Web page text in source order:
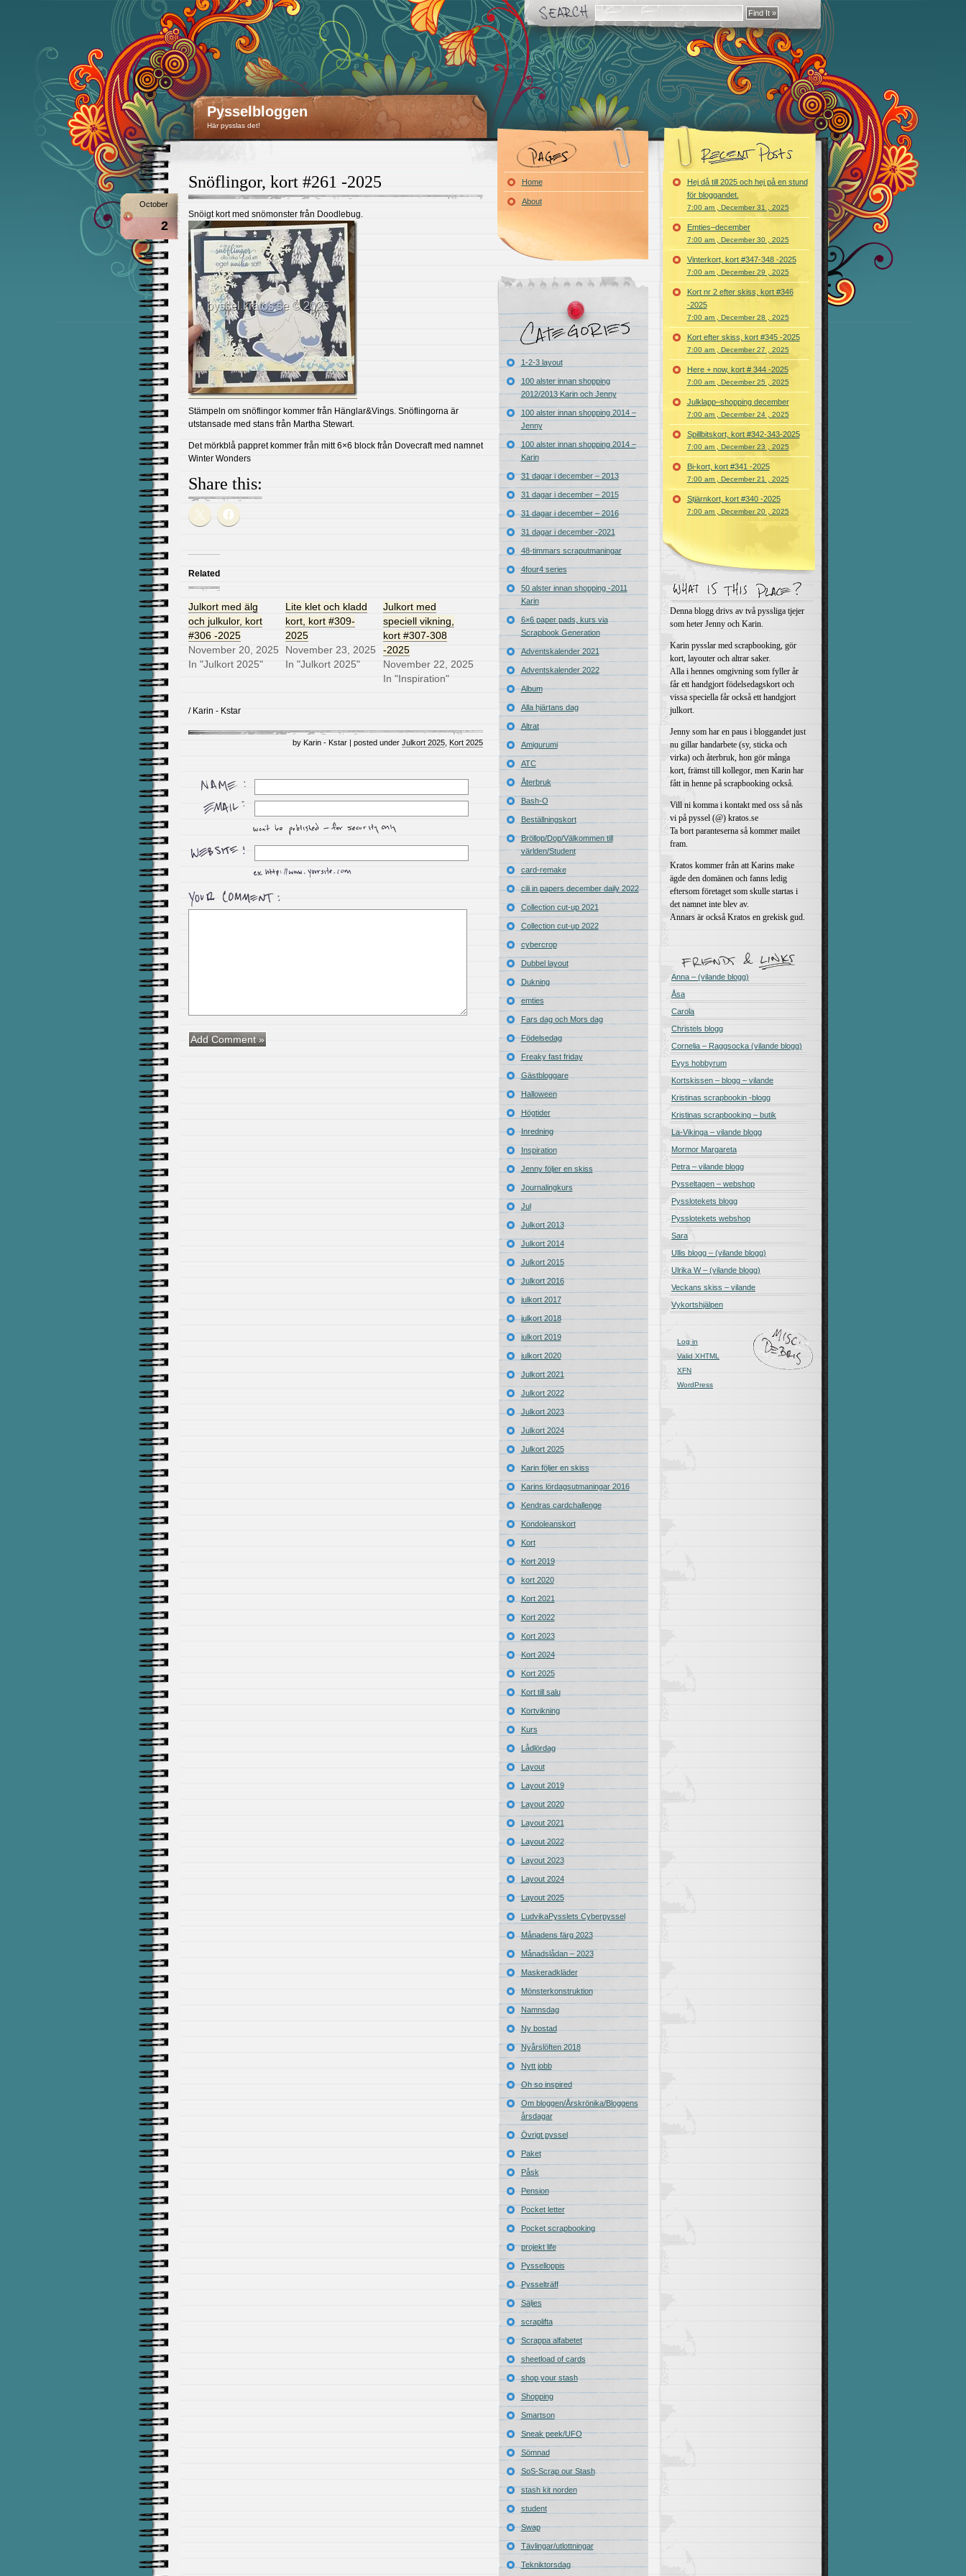
Pysselbloggen
Här pysslas det!
Snöflingor, kort #261 -2025
October
2
Snöigt kort med snömonster från Doodlebug.
Stämpeln om snöflingor kommer från Hänglar&Vings. Snöflingorna är
utstansade med stans från Martha Stewart.
Det mörkblå pappret kommer från mitt 6×6 block från Dovecraft med namnet
Winter Wonders
Share this:
Related
Julkort med älg
och julkulor, kort
#306 -2025
November 20, 2025
In "Julkort 2025"
Lite klet och kladd
kort, kort #309-
2025
November 23, 2025
In "Julkort 2025"
Julkort med
speciell vikning,
kort #307-308
-2025
November 22, 2025
In "Inspiration"
/ Karin - Kstar
by Karin - Kstar | posted under Julkort 2025 Kort 2025
Home
About
1-2-3 layout
100 alster innan shopping
2012/2013 Karin och Jenny
100 alster innan shopping 2014 –
Jenny
100 alster innan shopping 2014 –
Karin
31 dagar i december – 2013
31 dagar i december – 2015
31 dagar i december – 2016
31 dagar i december -2021
48-timmars scraputmaningar
4four4 series
50 alster innan shopping -2011
Karin
6×6 paper pads, kurs via
Scrapbook Generation
Adventskalender 2021
Adventskalender 2022
Album
Alla hjärtans dag
Altrat
Amigurumi
ATC
Återbruk
Bash-O
Beställningskort
Bröllop/Dop/Välkommen till
världen/Student
card-remake
cili in papers december daily 2022
Collection cut-up 2021
Collection cut-up 2022
cybercrop
Dubbel layout
Dukning
emties
Fars dag och Mors dag
Födelsedag
Freaky fast friday
Gästbloggare
Halloween
Högtider
Inredning
Inspiration
Jenny följer en skiss
Journalingkurs
Jul
Julkort 2013
Julkort 2014
Julkort 2015
Julkort 2016
julkort 2017
julkort 2018
julkort 2019
julkort 2020
Julkort 2021
Julkort 2022
Julkort 2023
Julkort 2024
Julkort 2025
Karin följer en skiss
Karins lördagsutmaningar 2016
Kendras cardchallenge
Kondoleanskort
Kort
Kort 2019
kort 2020
Kort 2021
Kort 2022
Kort 2023
Kort 2024
Kort 2025
Kort till salu
Kortvikning
Kurs
Lådlördag
Layout
Layout 2019
Layout 2020
Layout 2021
Layout 2022
Layout 2023
Layout 2024
Layout 2025
LudvikaPysslets Cyberpyssel
Månadens färg 2023
Månadslådan – 2023
Maskeradkläder
Mönsterkonstruktion
Namnsdag
Ny bostad
Nyårslöften 2018
Nytt jobb
Oh so inspired
Om bloggen/Årskrönika/Bloggens
årsdagar
Övrigt pyssel
Paket
Påsk
Pension
Pocket letter
Pocket scrapbooking
projekt life
Pysselloppis
Pysselträff
Säljes
scraplifta
Scrappa alfabetet
sheetload of cards
shop your stash
Shopping
Smartson
Sneak peek/UFO
Sömnad
SoS-Scrap our Stash
stash kit norden
student
Swap
Tävlingar/utlottningar
Tekniktorsdag
Hej då till 2025 och hej på en stund
för bloggandet.
7:00 am , December 31 , 2025
Emties–december
7:00 am , December 30 , 2025
Vinterkort, kort #347-348 -2025
7:00 am , December 29 , 2025
Kort nr 2 efter skiss, kort #346
-2025
7:00 am , December 28 , 2025
Kort efter skiss, kort #345 -2025
7:00 am , December 27 , 2025
Here + now, kort # 344 -2025
7:00 am , December 25 , 2025
Julklapp–shopping december
7:00 am , December 24 , 2025
Spillbitskort, kort #342-343-2025
7:00 am , December 23 , 2025
Bi-kort, kort #341 -2025
7:00 am , December 21 , 2025
Stjärnkort, kort #340 -2025
7:00 am , December 20 , 2025
Denna blogg drivs av två pyssliga tjejer
som heter Jenny och Karin.
Karin pysslar med scrapbooking, gör
kort, layouter och altrar saker.
Alla i hennes omgivning som fyller år
får ett handgjort födelsedagskort och
vissa speciella får också ett handgjort
julkort.
Jenny som har en paus i bloggandet just
nu gillar handarbete (sy, sticka och
virka) och återbruk, hon gör många
kort, främst till kollegor, men Karin har
fått in henne på scrapbooking också.
Vill ni komma i kontakt med oss så nås
vi på pyssel (@) kratos.se
Ta bort paranteserna så kommer mailet
fram.
Kratos kommer från att Karins make
ägde den domänen och fanns ledig
eftersom företaget som skulle startas i
det namnet inte blev av.
Annars är också Kratos en grekisk gud.
Anna – (vilande blogg)
Åsa
Carola
Christels blogg
Cornelia – Raggsocka (vilande blogg)
Evys hobbyrum
Kortskissen – blogg – vilande
Kristinas scrapbookin -blogg
Kristinas scrapbooking – butik
La-Vikinga – vilande blogg
Mormor Margareta
Petra – vilande blogg
Pysseltagen – webshop
Pysslotekets blogg
Pysslotekets webshop
Sara
Ullis blogg – (vilande blogg)
Ulrika W – (vilande blogg)
Veckans skiss – vilande
Vykortshjälpen
Log in
Valid XHTML
XFN
WordPress